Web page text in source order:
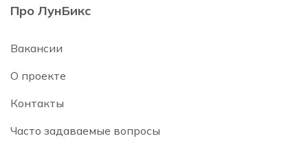
Про ЛунБикс
Вакансии
О проекте
Контакты
Часто задаваемые вопросы